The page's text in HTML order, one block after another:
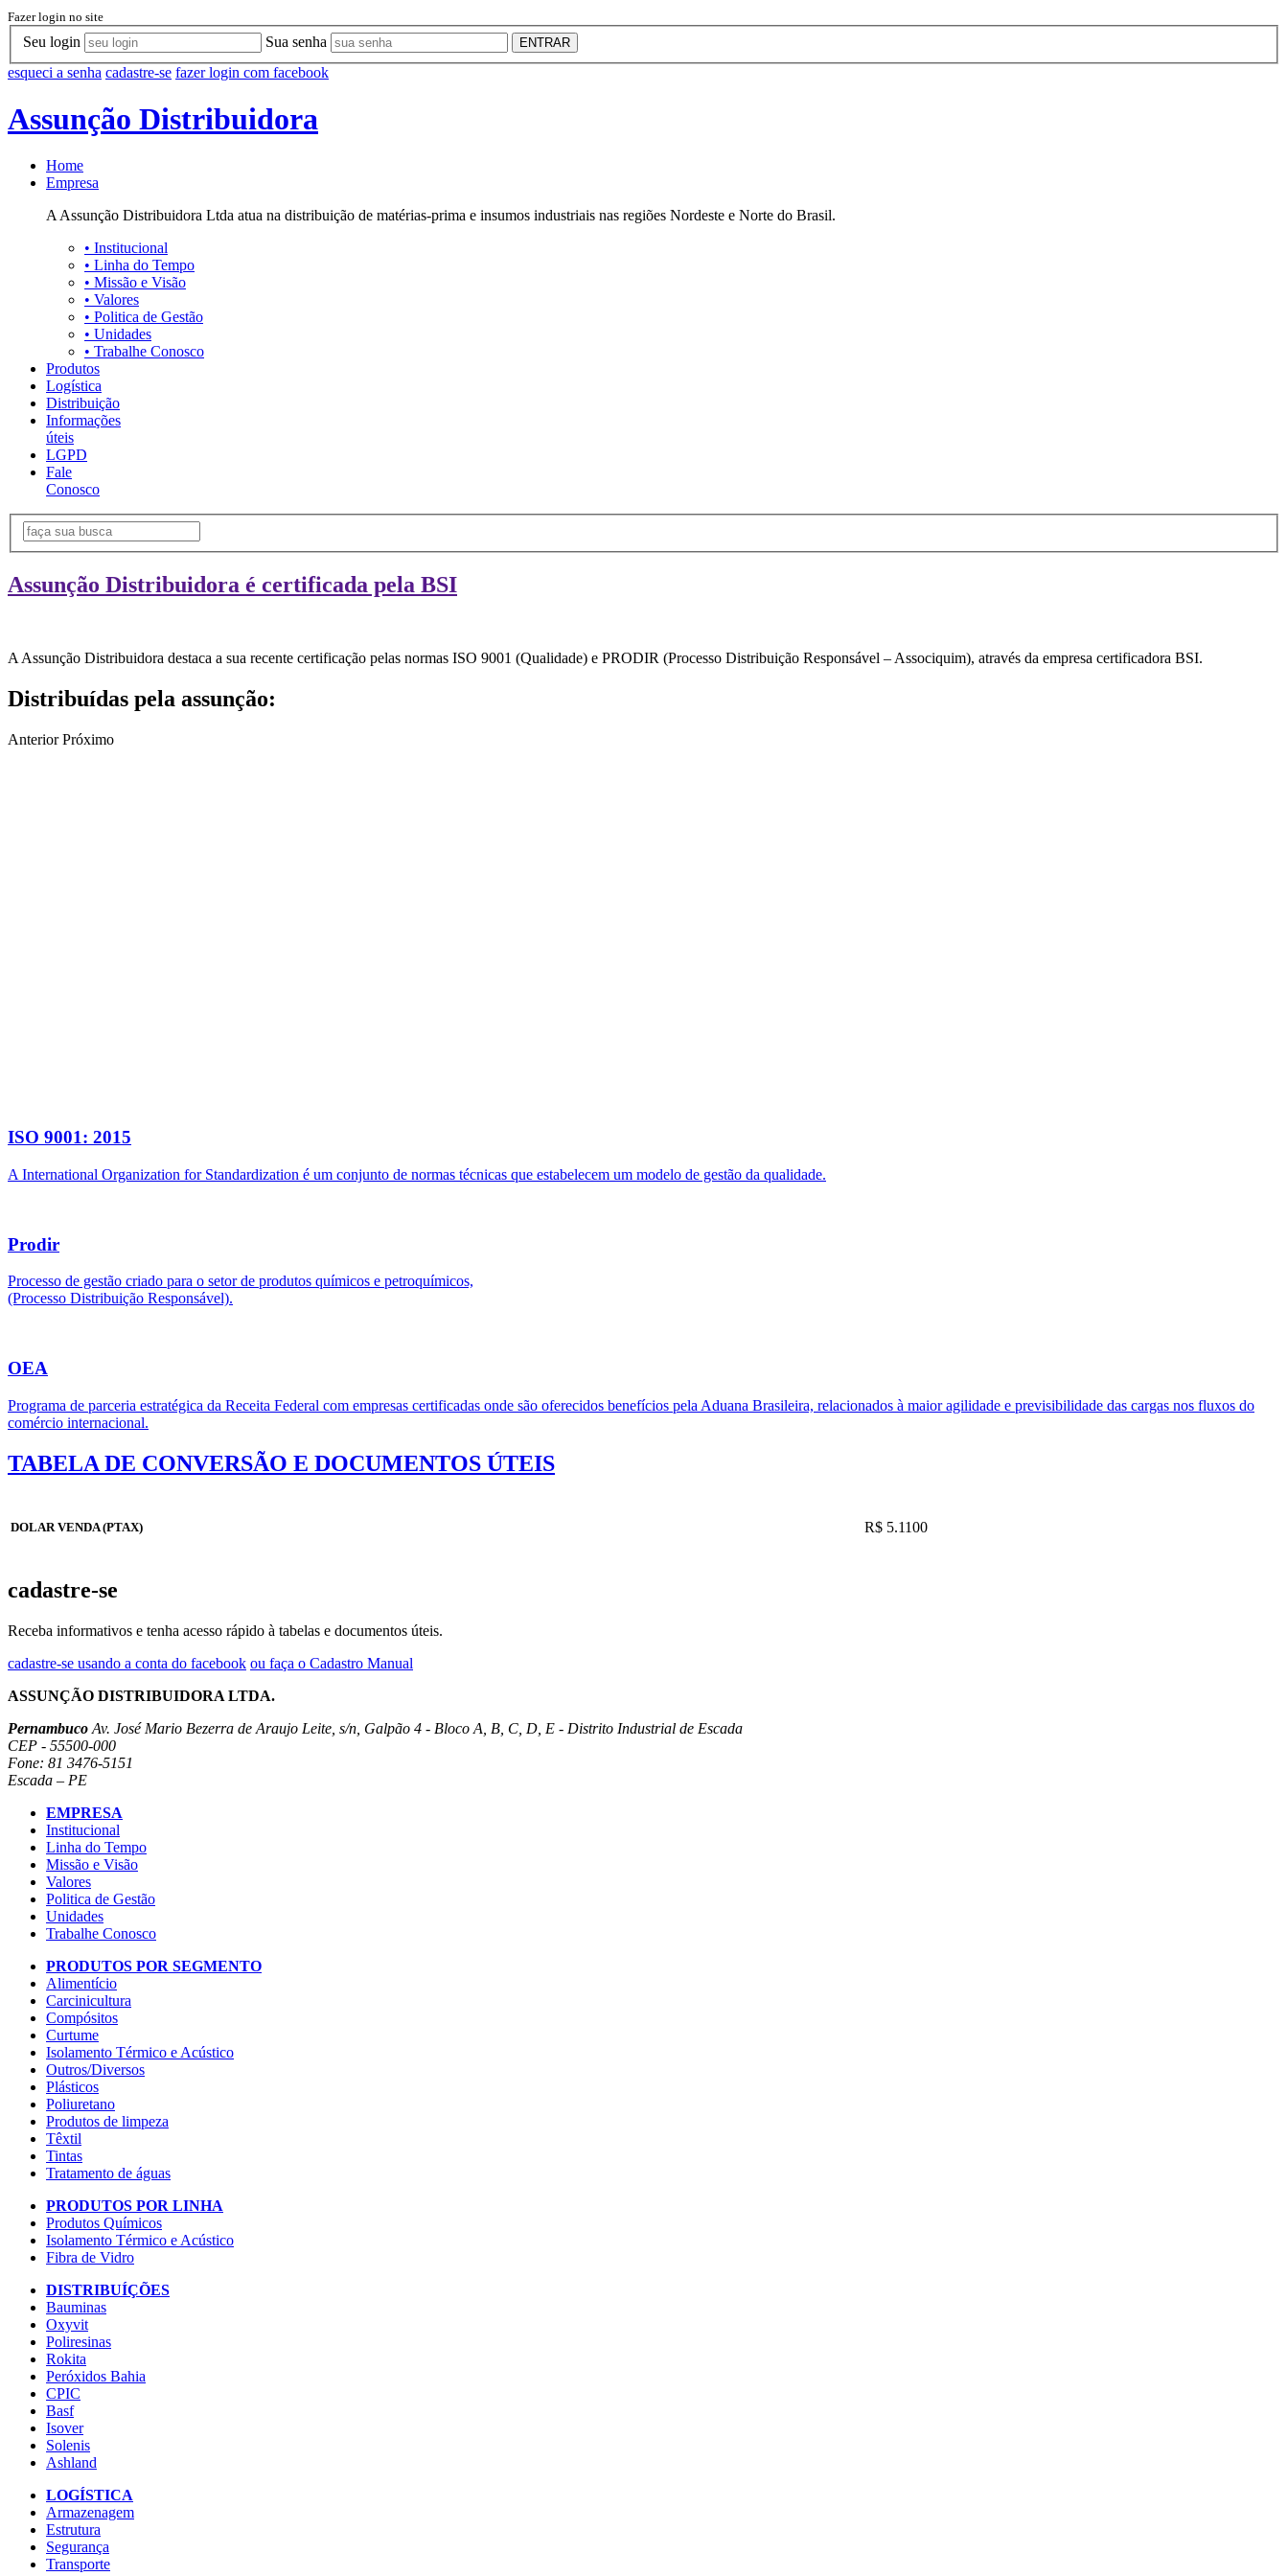
Fazer login no site
Seu login Sua senha ENTRAR
esqueci a senha cadastre-se fazer login com facebook
Assunção Distribuidora
Home
Empresa
A Assunção Distribuidora Ltda atua na distribuição de matérias-prima e insumos industriais nas regiões Nordeste e Norte do Brasil.
• Institucional
• Linha do Tempo
• Missão e Visão
• Valores
• Politica de Gestão
• Unidades
• Trabalhe Conosco
Produtos
Logística
Distribuição
Informações
úteis
LGPD
Fale
Conosco
Assunção Distribuidora é certificada pela BSI
A Assunção Distribuidora destaca a sua recente certificação pelas normas ISO 9001 (Qualidade) e PRODIR (Processo Distribuição Responsável – Associquim), através da empresa certificadora BSI.
Distribuídas pela assunção:
Anterior Próximo
ISO 9001: 2015
A International Organization for Standardization é um conjunto de normas técnicas que estabelecem um modelo de gestão da qualidade.
Prodir
Processo de gestão criado para o setor de produtos químicos e petroquímicos,
(Processo Distribuição Responsável).
OEA
Programa de parceria estratégica da Receita Federal com empresas certificadas onde são oferecidos benefícios pela Aduana Brasileira, relacionados à maior agilidade e previsibilidade das cargas nos fluxos do
comércio internacional.
TABELA DE CONVERSÃO E DOCUMENTOS ÚTEIS
DOLAR VENDA (PTAX) R$ 5.1100
cadastre-se
Receba informativos e tenha acesso rápido à tabelas e documentos úteis.
cadastre-se usando a conta do facebook ou faça o Cadastro Manual
ASSUNÇÃO DISTRIBUIDORA LTDA.
Pernambuco Av. José Mario Bezerra de Araujo Leite, s/n, Galpão 4 - Bloco A, B, C, D, E - Distrito Industrial de Escada
CEP - 55500-000
Fone: 81 3476-5151
Escada – PE
EMPRESA
Institucional
Linha do Tempo
Missão e Visão
Valores
Politica de Gestão
Unidades
Trabalhe Conosco
PRODUTOS POR SEGMENTO
Alimentício
Carcinicultura
Compósitos
Curtume
Isolamento Térmico e Acústico
Outros/Diversos
Plásticos
Poliuretano
Produtos de limpeza
Têxtil
Tintas
Tratamento de águas
PRODUTOS POR LINHA
Produtos Químicos
Isolamento Térmico e Acústico
Fibra de Vidro
DISTRIBUÍÇÕES
Bauminas
Oxyvit
Poliresinas
Rokita
Peróxidos Bahia
CPIC
Basf
Isover
Solenis
Ashland
LOGÍSTICA
Armazenagem
Estrutura
Segurança
Transporte